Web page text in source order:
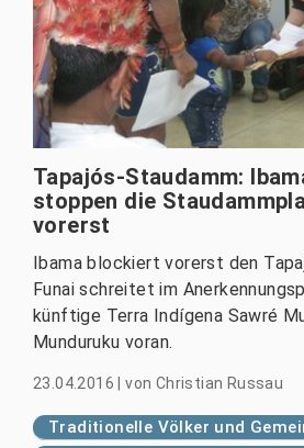
Tapajós-Staudamm:
stoppen die
vorerst
Ibama blockiert vorerst den
Funai schreitet im
künftige Terra Indígena Sawré
Munduruku voran.
23.04.2016|von Christian Russau
Traditionelle Völker und